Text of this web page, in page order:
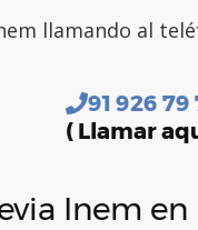
llamando al
91 926 79
( Llamar
Inem en